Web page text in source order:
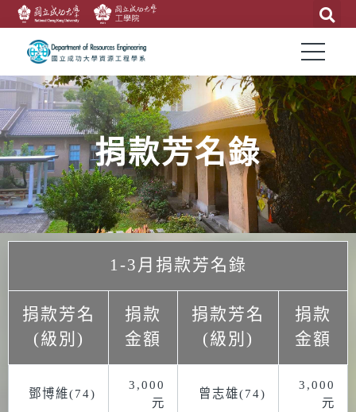
捐款芳名錄
1-3月捐款芳名錄
捐款芳名
(級別)
捐款
金額
捐款芳名
(級別)
捐款
金額
鄧博維(74)
3,000
元
曾志雄(74)
3,000
元